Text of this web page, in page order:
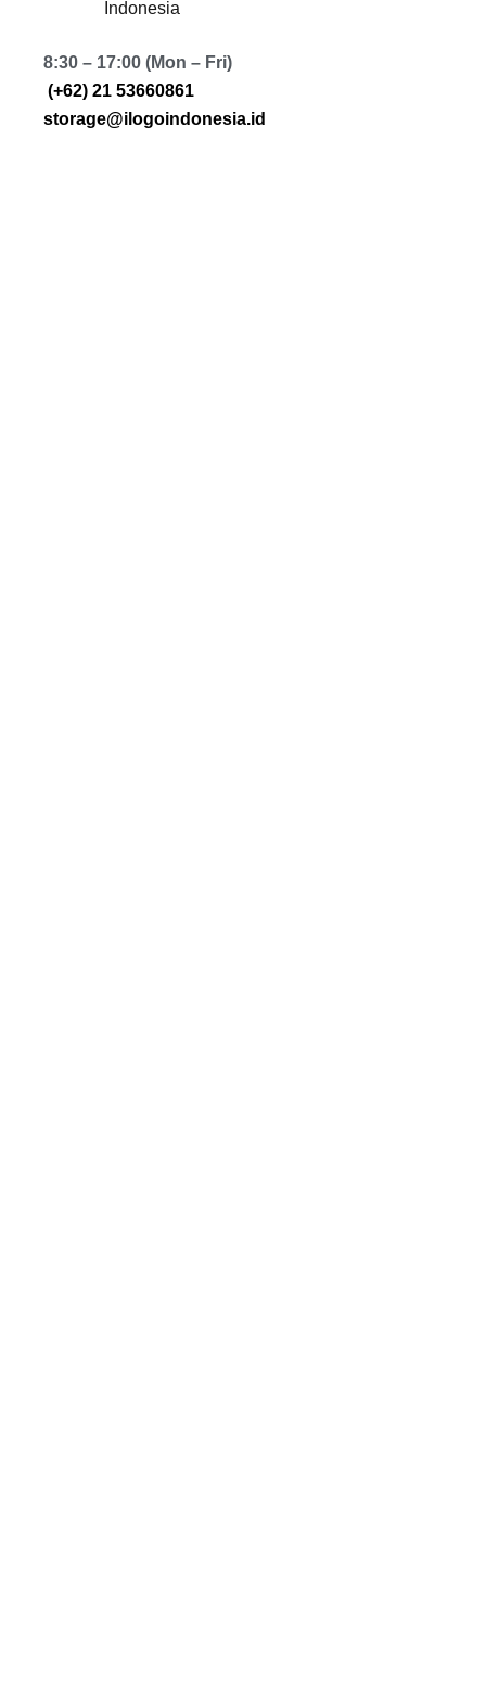
Indonesia
8:30 – 17:00 (Mon – Fri)
(+62) 21 53660861
storage@ilogoindonesia.id